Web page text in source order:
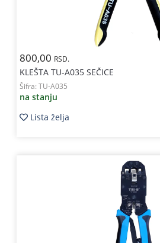
800,00 RSD.
KLEŠTA TU-A035 SEČICE
Šifra: TU-A035
na stanju
Lista želja